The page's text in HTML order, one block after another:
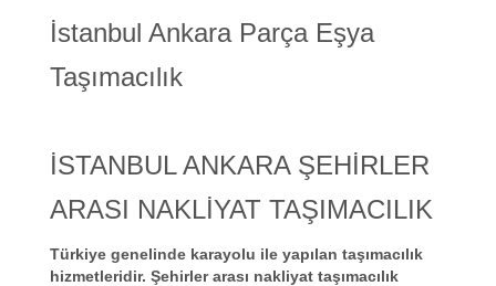
İstanbul Ankara Parça Eşya
Taşımacılık
İSTANBUL ANKARA ŞEHİRLER
ARASI NAKLİYAT TAŞIMACILIK
Türkiye genelinde karayolu ile yapılan taşımacılık
hizmetleridir. Şehirler arası nakliyat taşımacılık